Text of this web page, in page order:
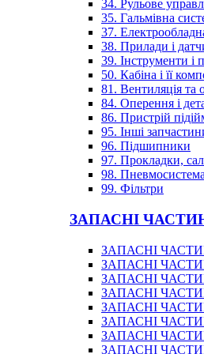
34. Рульове
35. Гальмівна
37.
38. Прилади і
39. Інструменти і
50. Кабіна і її
81. Вентиляція та
84. Оперення і
86. Пристрій
95. Інші
96. Підшипники
97. Прокладки,
98.
99. Фільтри
ЗАПАСНІ
ЗАПАСНІ
ЗАПАСНІ
ЗАПАСНІ
ЗАПАСНІ
ЗАПАСНІ
ЗАПАСНІ
ЗАПАСНІ
ЗАПАСНІ